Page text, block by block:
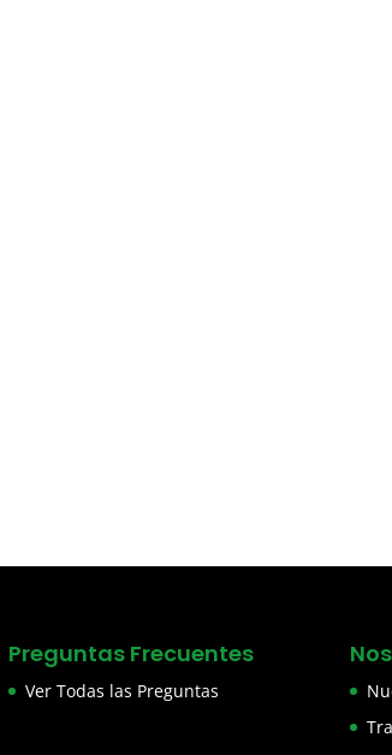
Preguntas Frecuentes
Ver Todas las Preguntas